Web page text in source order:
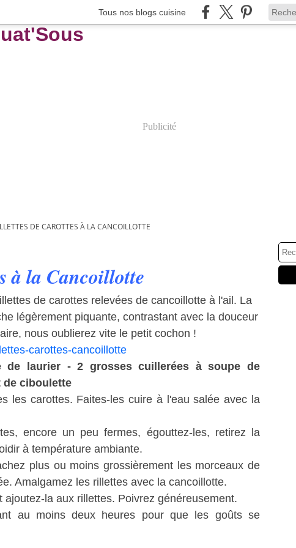
Tous nos blogs cuisine
Publicité
DE CAROTTES À LA CANCOILLOTTE
à la Cancoillotte
de carottes relevées de cancoillotte à l'ail. La
légèrement piquante, contrastant avec la douceur
nous oublierez vite le petit cochon !
laurier - 2 grosses cuillerées à soupe de
de ciboulette
les carottes. Faites-les cuire à l'eau salée avec la
encore un peu fermes, égouttez-les, retirez la
à température ambiante.
plus ou moins grossièrement les morceaux de
Amalgamez les rillettes avec la cancoillotte.
la aux rillettes. Poivrez généreusement.
au moins deux heures pour que les goûts se